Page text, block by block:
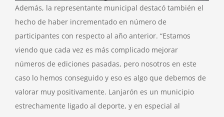
Además, la representante municipal destacó también el
hecho de haber incrementado en número de
participantes con respecto al año anterior. “Estamos
viendo que cada vez es más complicado mejorar
números de ediciones pasadas, pero nosotros en este
caso lo hemos conseguido y eso es algo que debemos de
valorar muy positivamente. Lanjarón es un municipio
estrechamente ligado al deporte, y en especial al